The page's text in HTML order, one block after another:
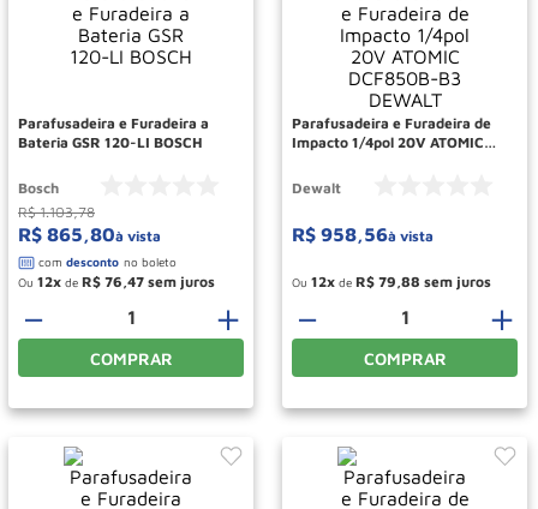
Parafusadeira e Furadeira a
Bateria GSR 120-LI BOSCH
Bosch
R$ 1.103,78
R$ 865,80à vista
Ou 12 de R$ 76,47
＋
－
COMPRAR
Parafusadeira e Furadeira de
Impacto 1/4pol 20V ATOMIC
Dewalt
R$ 958,56à vista
Ou 12 de R$ 79,88
＋
－
COMPRAR
Rodizio